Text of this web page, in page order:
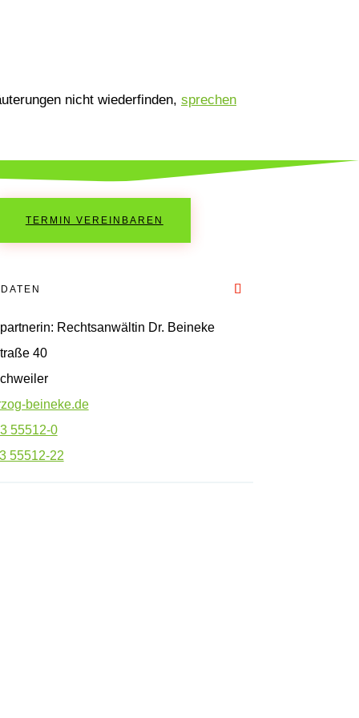
nicht wiederfinden, sprechen
TERMIN VEREINBAREN
Rechtsanwältin Dr. Beineke
40
beineke.de
55512-0
55512-22